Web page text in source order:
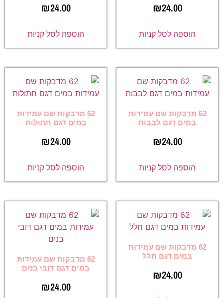
₪24.00
הוספה לסל קניות
₪24.00
הוספה לסל קניות
62 מדבקות שם עמידות
במים דגם לבבות
₪24.00
הוספה לסל קניות
62 מדבקות שם עמידות
במים דגם חתולות
₪24.00
הוספה לסל קניות
62 מדבקות שם עמידות
במים דגם חלל
₪24.00
62 מדבקות שם עמידות
במים דגם דובי בנים
₪24.00